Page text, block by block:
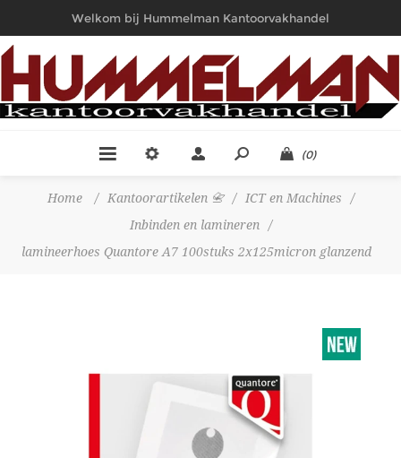
Welkom bij Hummelman Kantoorvakhandel
(0)
Home / Kantoorartikelen 📇 / ICT en Machines
/
Inbinden en lamineren
/
lamineerhoes Quantore A7 100stuks 2x125micron glanzend